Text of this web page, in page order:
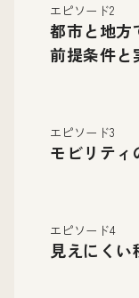
エピソード2
都市と地方
前提条件と
エピソード3
モビリティ
エピソード4
見えにくい